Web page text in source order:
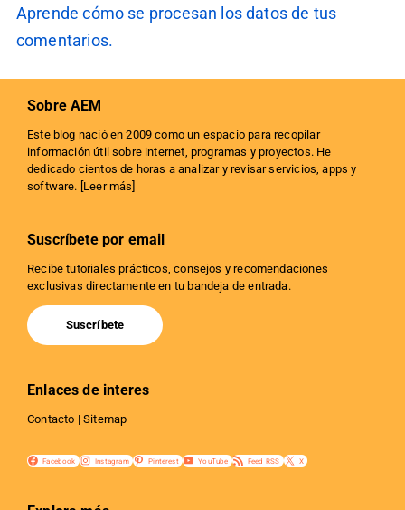
Aprende cómo se procesan los datos de tus
comentarios.
Sobre AEM
Este blog nació en 2009 como un espacio para recopilar
información útil sobre internet, programas y proyectos. He
dedicado cientos de horas a analizar y revisar servicios, apps y
software. [ Leer más
Suscríbete por email
Recibe tutoriales prácticos, consejos y recomendaciones
exclusivas directamente en tu bandeja de entrada.
Suscríbete
Enlaces de interes
Contacto | Sitemap
Facebook Instagram Pinterest YouTube Feed RSS X